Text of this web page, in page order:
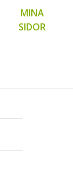
MINA
SIDOR